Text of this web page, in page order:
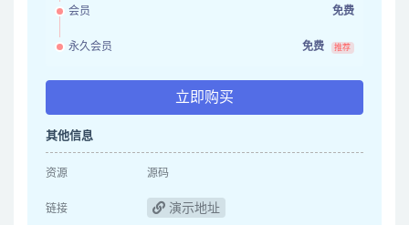
会员 免费
永久会员 免费 推荐
立即购买
其他信息
资源 源码
链接 演示地址